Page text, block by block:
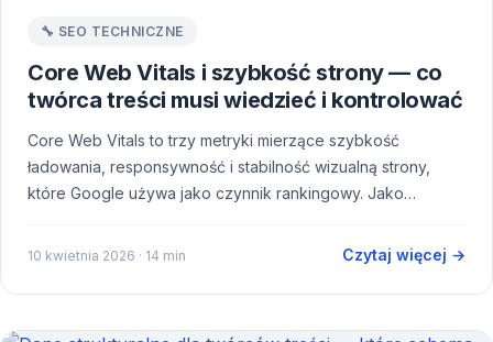
🔧 SEO TECHNICZNE
Core Web Vitals i szybkość strony — co
twórca treści musi wiedzieć i kontrolować
Core Web Vitals to trzy metryki mierzące szybkość
ładowania, responsywność i stabilność wizualną strony,
które Google używa jako czynnik rankingowy. Jako…
10 kwietnia 2026 · 14 min Czytaj więcej →